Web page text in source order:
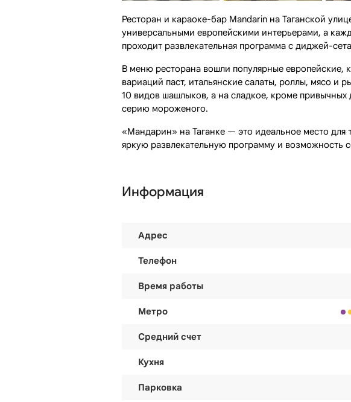
Ресторан и караоке-бар Mandarin на Таганской
универсальными европейскими интерьерами, а
проходит развлекательная программа с диджей-
В меню ресторана вошли популярные европейские,
вариаций паст, итальянские салаты, роллы, мясо и
10 видов шашлыков, а на сладкое, кроме
серию мороженого.
«Мандарин» на Таганке — это идеальное место для
яркую развлекательную программу и возможность
Информация
Адрес
Телефон
Время работы
Метро
Средний счет
Кухня
Парковка